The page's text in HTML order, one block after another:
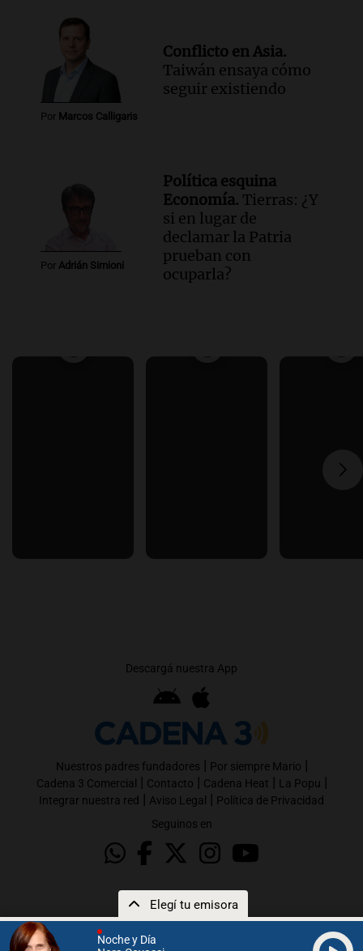
Noche y Día
Elegí tu emisora
Por Marcos Calligaris
Conflicto en Asia.
Taiwán ensaya cómo
seguir existiendo
Por Adrián Simioni
Política esquina
Economía. Tierras: ¿Y
si en lugar de
declamar la Patria
prueban con
ocuparla?
Descargá nuestra App
Nuestros padres fundadores | Por siempre Mario |
Cadena 3 Comercial | Contacto | Cadena Heat | La Popu |
Integrar nuestra red | Aviso Legal | Política de Privacidad
Seguinos en